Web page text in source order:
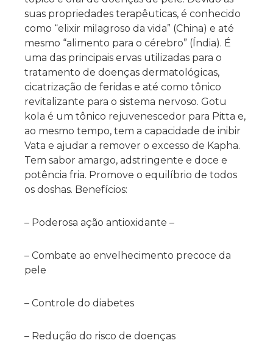
suas propriedades terapêuticas, é conhecido
como “elixir milagroso da vida” (China) e até
mesmo “alimento para o cérebro” (Índia). É
uma das principais ervas utilizadas para o
tratamento de doenças dermatológicas,
cicatrização de feridas e até como tônico
revitalizante para o sistema nervoso. Gotu
kola é um tônico rejuvenescedor para Pitta e,
ao mesmo tempo, tem a capacidade de inibir
Vata e ajudar a remover o excesso de Kapha.
Tem sabor amargo, adstringente e doce e
potência fria. Promove o equilíbrio de todos
os doshas. Benefícios:
– Poderosa ação antioxidante –
– Combate ao envelhecimento precoce da
pele
– Controle do diabetes
– Redução do risco de doenças